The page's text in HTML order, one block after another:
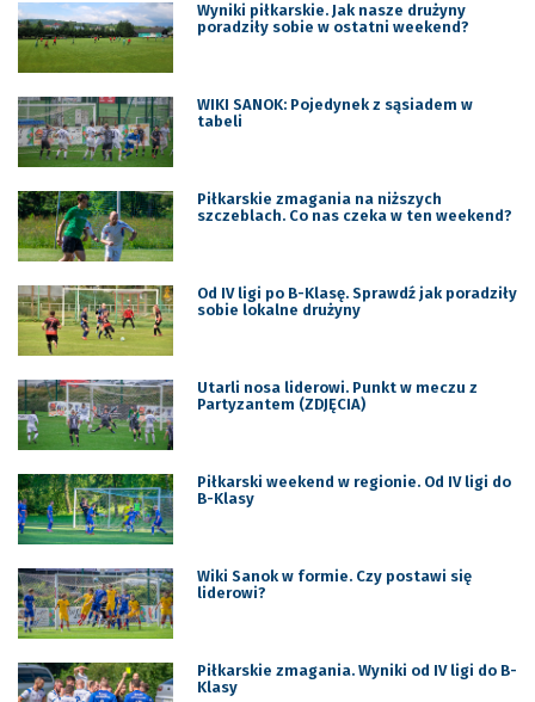
Wyniki piłkarskie. Jak nasze drużyny
poradziły sobie w ostatni weekend?
WIKI SANOK: Pojedynek z sąsiadem w
tabeli
Piłkarskie zmagania na niższych
szczeblach. Co nas czeka w ten weekend?
Od IV ligi po B-Klasę. Sprawdź jak poradziły
sobie lokalne drużyny
Utarli nosa liderowi. Punkt w meczu z
Partyzantem (ZDJĘCIA)
Piłkarski weekend w regionie. Od IV ligi do
B-Klasy
Wiki Sanok w formie. Czy postawi się
liderowi?
Piłkarskie zmagania. Wyniki od IV ligi do B-
Klasy